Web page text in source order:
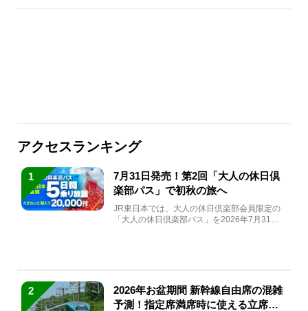
アクセスランキング
1
7月31日発売！第2回「大人の休日倶
楽部パス」で初秋の旅へ
JR東日本では、大人の休日倶楽部会員限定の
「大人の休日倶楽部パス」を2026年7月31日
2
2026年お盆期間 新幹線自由席の混雑
予測！指定席満席時に使える立席特